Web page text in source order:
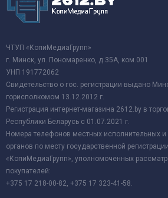
ЧТУП «КопиМедиаГрупп»
г. Минск, ул. Пономаренко, д.35А, ком.001
УНП 191772062
Свидетельство о гос. регистрации выдано
горисполкомом 13.12.2012 г.
Регистрация интернет-магазина 2612.by в
Республики Беларусь с 01.07.2021 г.
Номера телефонов местных исполнительных
органов по месту государственной
«КопиМедиаГрупп», уполномоченных
покупателей:
+375 17 218-00-82, +375 17 323-41-58.